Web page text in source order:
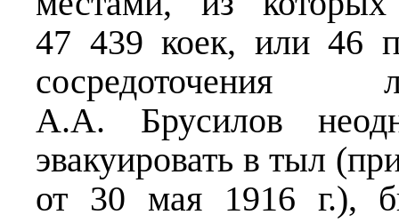
47 439 коек, или 46
сосредоточения
А.А. Брусилов
эвакуировать в тыл
от 30 мая 1916 г.),